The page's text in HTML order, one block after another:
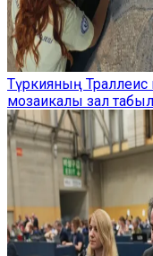
Түркияның
мозаикалы зал